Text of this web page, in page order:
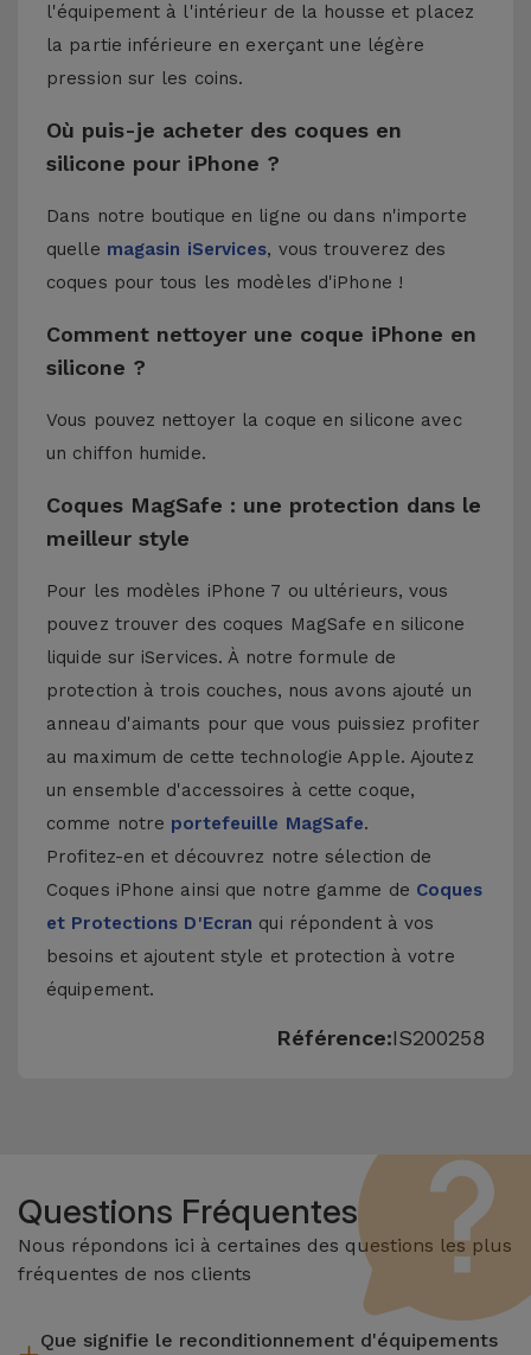
l'équipement à l'intérieur de la housse et placez
la partie inférieure en exerçant une légère
pression sur les coins.
Où puis-je acheter des coques en
silicone pour iPhone ?
Dans notre boutique en ligne ou dans n'importe
quelle magasin iServices, vous trouverez des
coques pour tous les modèles d'iPhone !
Comment nettoyer une coque iPhone en
silicone ?
Vous pouvez nettoyer la coque en silicone avec
un chiffon humide.
Coques MagSafe : une protection dans le
meilleur style
Pour les modèles iPhone 7 ou ultérieurs, vous
pouvez trouver des coques MagSafe en silicone
liquide sur iServices. À notre formule de
protection à trois couches, nous avons ajouté un
anneau d'aimants pour que vous puissiez profiter
au maximum de cette technologie Apple. Ajoutez
un ensemble d'accessoires à cette coque,
comme notre portefeuille MagSafe.
Profitez-en et découvrez notre sélection de
Coques iPhone ainsi que notre gamme de Coques
et Protections D'Ecran qui répondent à vos
besoins et ajoutent style et protection à votre
équipement.
Référence:IS200258
Questions Fréquentes
Nous répondons ici à certaines des questions les plus
fréquentes de nos clients
Que signifie le reconditionnement d'équipements